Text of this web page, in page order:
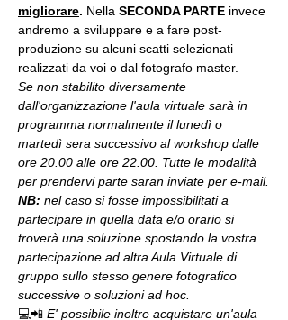
migliorare. Nella SECONDA PARTE invece
andremo a sviluppare e a fare post-
produzione su alcuni scatti selezionati
realizzati da voi o dal fotografo master.
Se non stabilito diversamente
dall'organizzazione l'aula virtuale sarà in
programma normalmente il lunedì o
martedì sera successivo al workshop dalle
ore 20.00 alle ore 22.00. Tutte le modalità
per prendervi parte saran inviate per e-mail.
NB: nel caso si fosse impossibilitati a
partecipare in quella data e/o orario si
troverà una soluzione spostando la vostra
partecipazione ad altra Aula Virtuale di
gruppo sullo stesso genere fotografico
successive o soluzioni ad hoc.
💻📲 E' possibile inoltre acquistare un'aula